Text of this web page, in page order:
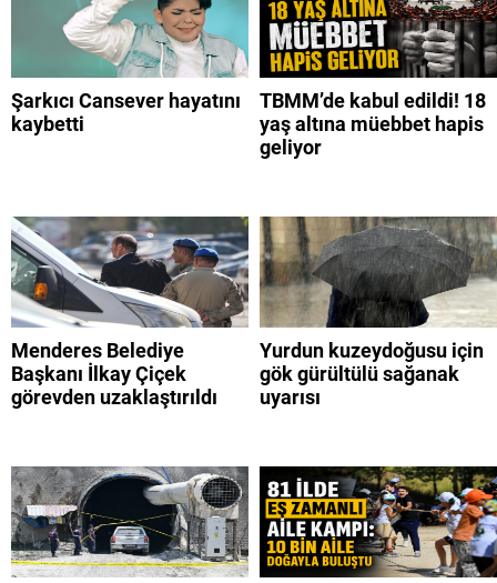
Şarkıcı Cansever hayatını
kaybetti
TBMM’de kabul edildi! 18
yaş altına müebbet hapis
geliyor
Menderes Belediye
Başkanı İlkay Çiçek
görevden uzaklaştırıldı
Yurdun kuzeydoğusu için
gök gürültülü sağanak
uyarısı